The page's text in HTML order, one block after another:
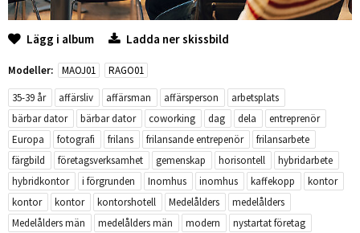
Lägg i album Ladda ner skissbild
Modeller: MAOJ01
RAGO01
35-39 år
affärsliv affärsman affärsperson
arbetsplats
bärbar dator
bärbar dator coworking dag dela
entreprenör
Europa
fotografi frilans frilansande entrepenör
frilansarbete
färgbild
företagsverksamhet gemenskap horisontell
hybridarbete
hybridkontor
i förgrunden Inomhus inomhus kaffekopp
kontor
kontor
kontor kontorshotell Medelålders
medelålders
Medelålders män
medelålders män modern
nystartat företag